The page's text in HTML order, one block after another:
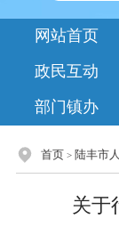
网站首页
政民互动
部门镇办
首页 > 陆丰市
关于